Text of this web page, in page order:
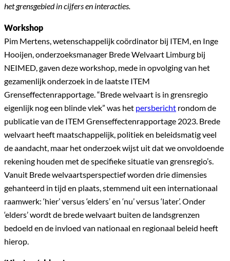
het grensgebied in cijfers en interacties.
Workshop
Pim Mertens, wetenschappelijk coördinator bij ITEM, en Inge
Hooijen, onderzoeksmanager Brede Welvaart Limburg bij
NEIMED, gaven deze workshop, mede in opvolging van het
gezamenlijk onderzoek in de laatste ITEM
Grenseffectenrapportage. “Brede welvaart is in grensregio
eigenlijk nog een blinde vlek” was het persbericht rondom de
publicatie van de ITEM Grenseffectenrapportage 2023. Brede
welvaart heeft maatschappelijk, politiek en beleidsmatig veel
de aandacht, maar het onderzoek wijst uit dat we onvoldoende
rekening houden met de specifieke situatie van grensregio’s.
Vanuit Brede welvaartsperspectief worden drie dimensies
gehanteerd in tijd en plaats, stemmend uit een internationaal
raamwerk: ‘hier’ versus ‘elders’ en ‘nu’ versus ‘later’. Onder
‘elders’ wordt de brede welvaart buiten de landsgrenzen
bedoeld en de invloed van nationaal en regionaal beleid heeft
hierop.